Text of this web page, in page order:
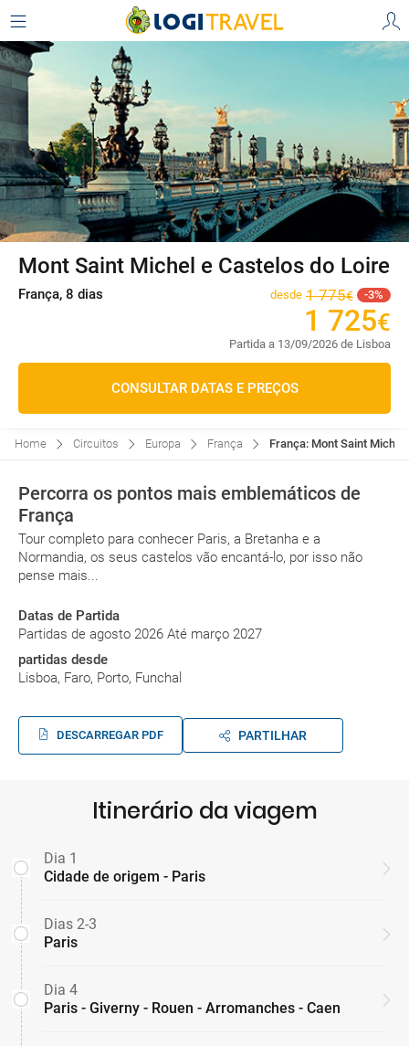
Mont Saint Michel e Castelos do Loire
França, 8 dias desde 1 775€ 3
1 725€
Partida a 13/09/2026 de Lisboa
CONSULTAR DATAS E PREÇOS
Home Circuitos Europa França França: Mont Saint
Percorra os pontos mais emblemáticos de
França
Tour completo para conhecer Paris, a Bretanha e a
Normandia, os seus castelos vão encantá-lo, por isso não
pense mais...
Datas de Partida
Partidas de agosto 2026 Até março 2027
partidas desde
Lisboa, Faro, Porto, Funchal
DESCARREGAR PDF PARTILHAR
Itinerário da viagem
Dia 1
Cidade de origem - Paris
Dias 2-3
Paris
Dia 4
Paris - Giverny - Rouen - Arromanches - Caen